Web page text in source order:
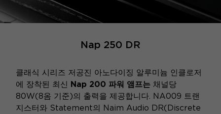
Nap 250 DR
클래식 시리즈 저공진 아노다이징 알루미늄 인클로저
에 장착된 최신 Nap 200 파워 앰프는 채널당
80W(8옴 기준)의 출력을 제공합니다. NA009 트랜
지스터와 Statement의 Naim Audio DR(Discrete